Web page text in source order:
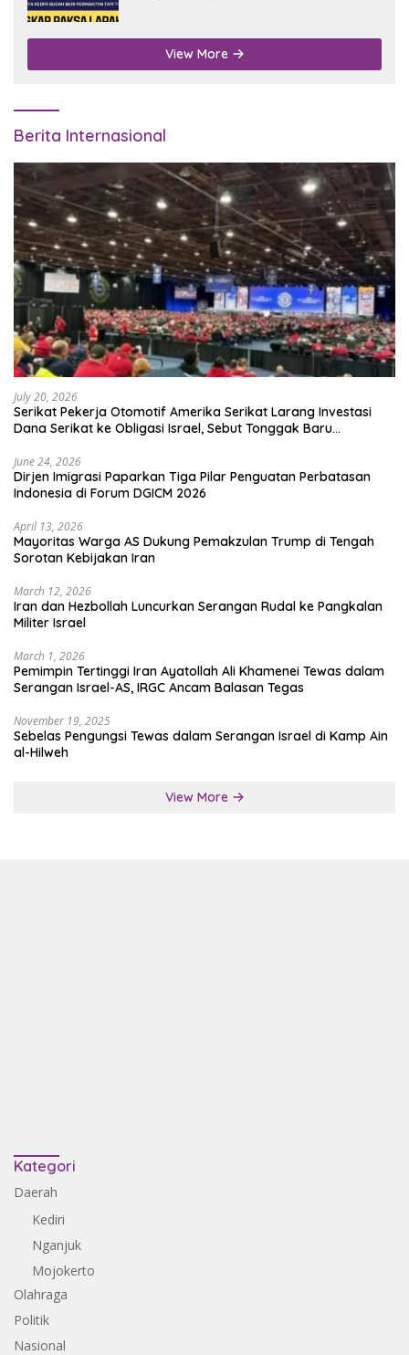
View More
Berita Internasional
July 20, 2026
Serikat Pekerja Otomotif Amerika Serikat Larang Investasi
Dana Serikat ke Obligasi Israel, Sebut Tonggak Baru
June 24, 2026
Dirjen Imigrasi Paparkan Tiga Pilar Penguatan Perbatasan
Indonesia di Forum DGICM 2026
April 13, 2026
Mayoritas Warga AS Dukung Pemakzulan Trump di Tengah
Sorotan Kebijakan Iran
March 12, 2026
Iran dan Hezbollah Luncurkan Serangan Rudal ke Pangkalan
Militer Israel
March 1, 2026
Pemimpin Tertinggi Iran Ayatollah Ali Khamenei Tewas dalam
Serangan Israel-AS, IRGC Ancam Balasan Tegas
November 19, 2025
Sebelas Pengungsi Tewas dalam Serangan Israel di Kamp Ain
al-Hilweh
View More
Kategori
Daerah
Kediri
Nganjuk
Mojokerto
Olahraga
Politik
Nasional